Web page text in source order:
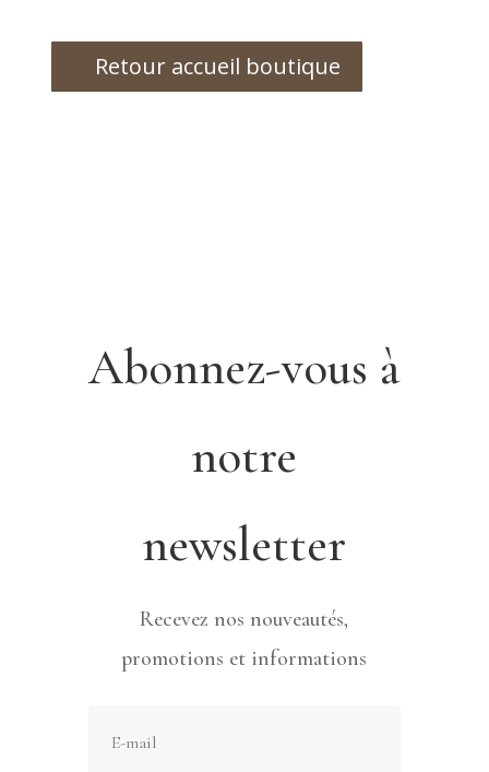
Retour accueil boutique
Abonnez-vous à
notre
newsletter
Recevez nos nouveautés,
promotions et informations